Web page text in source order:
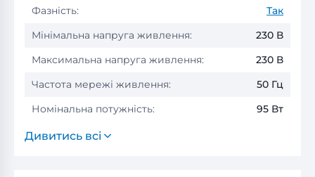
Фазність:
Так
Мінімальна напруга живлення:
230 В
Максимальна напруга живлення:
230 В
Частота мережі живлення:
50 Гц
Номінальна потужність:
95 Вт
Дивитись всі